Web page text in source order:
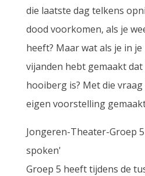
die laatste dag telkens
dood voorkomen, als je
heeft? Maar wat als je in je
vijanden hebt gemaakt
hooiberg is? Met die
eigen voorstelling
Jongeren-Theater-Groep
spoken'
Groep 5 heeft tijdens de